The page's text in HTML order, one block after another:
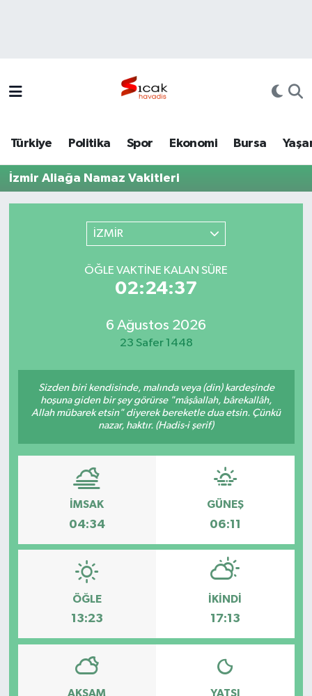
Türkiye Politika Spor Ekonomi Bursa
İzmir Aliağa Namaz Vakitleri
İZMİR
ÖĞLE VAKTINE KALAN SÜRE
02:24:37
6 Ağustos 2026
23 Safer 1448
Sizden biri kendisinde, malında veya (din) kardeşinde
hoşuna giden bir şey görürse "mâşâallah, bârekallâh,
Allah mübarek etsin" diyerek bereketle dua etsin. Çünkü
nazar, haktır. (Hadis-i şerif)
İMSAK
04:34
GÜNEŞ
06:11
ÖĞLE
13:23
İKINDI
17:13
AKŞAM YATSI
Politika
Sağlık
Dünya
Magazin
Gündem
Teknoloji
Bilim, Teknoloji
Tüm Manşetler
Son Dakika Haberleri
Haber Arşivi